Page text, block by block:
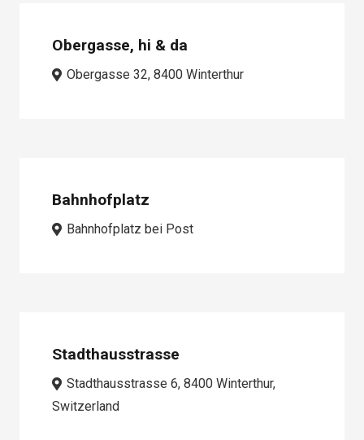
Obergasse, hi & da
Obergasse 32, 8400 Winterthur
Bahnhofplatz
Bahnhofplatz bei Post
Stadthausstrasse
Stadthausstrasse 6, 8400 Winterthur,
Switzerland